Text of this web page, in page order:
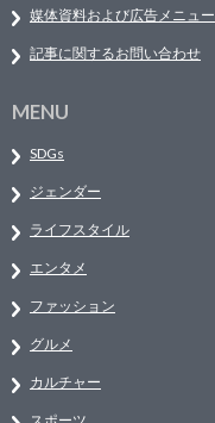
媒体資料および広告メニュー
記事に関するお問い合わせ
MENU
SDGs
ジェンダー
ライフスタイル
エンタメ
ファッション
グルメ
カルチャー